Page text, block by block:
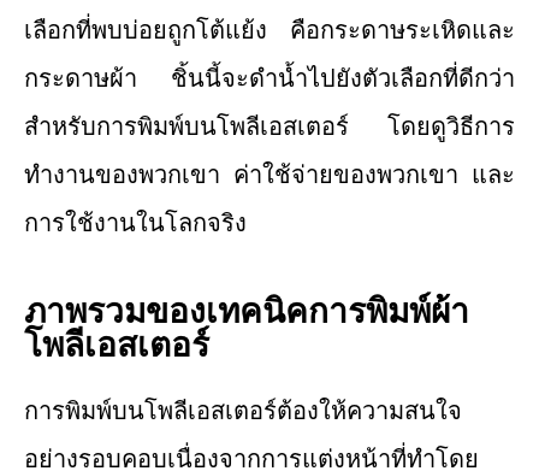
เลือกที่พบบ่อยถูกโต้แย้ง คือกระดาษระเหิดและ
กระดาษผ้า ชิ้นนี้จะดำน้ำไปยังตัวเลือกที่ดีกว่า
สำหรับการพิมพ์บนโพลีเอสเตอร์ โดยดูวิธีการ
ทำงานของพวกเขา ค่าใช้จ่ายของพวกเขา และ
การใช้งานในโลกจริง
ภาพรวมของเทคนิคการพิมพ์ผ้า
โพลีเอสเตอร์
การพิมพ์บนโพลีเอสเตอร์ต้องให้ความสนใจ
อย่างรอบคอบเนื่องจากการแต่งหน้าที่ทำโดย